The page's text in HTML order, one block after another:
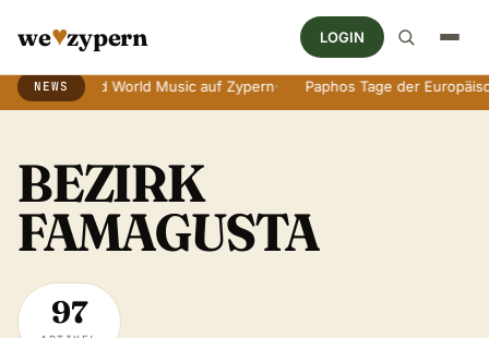
we♥zypern LOGIN
NEWS
Breaking News Ticker
and World Music auf Zypern· Paphos Tage der Europäischen Kultur·
BEZIRK
FAMAGUSTA
97